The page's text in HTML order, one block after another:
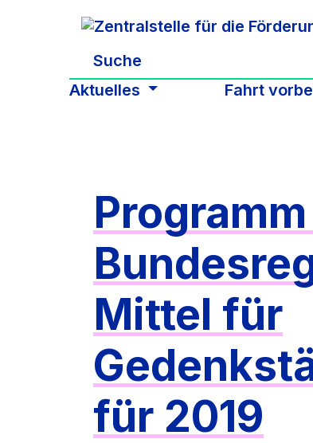
Aktuelles Fahrt
Mittel für
für 2019